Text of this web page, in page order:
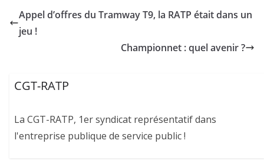
Appel d’offres du Tramway T9, la RATP était dans un
jeu !
Championnet : quel avenir ?
CGT-RATP
La CGT-RATP, 1er syndicat représentatif dans
l'entreprise publique de service public !